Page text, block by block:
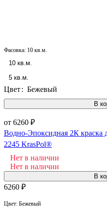
В
Фасовка: 10 кв.м.
10 кв.м.
5 кв.м.
Цвет: Бежевый
от 6260 ₽
Водно-Эпоксидная 2К краска
2245 KrasPol®
Нет в наличии
Нет в наличии
В
6260 ₽
Цвет: Бежевый